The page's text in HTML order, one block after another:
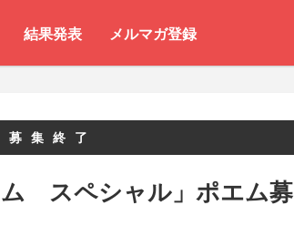
結果発表 メルマガ登録
募集終了
ム スペシャル」ポエム募